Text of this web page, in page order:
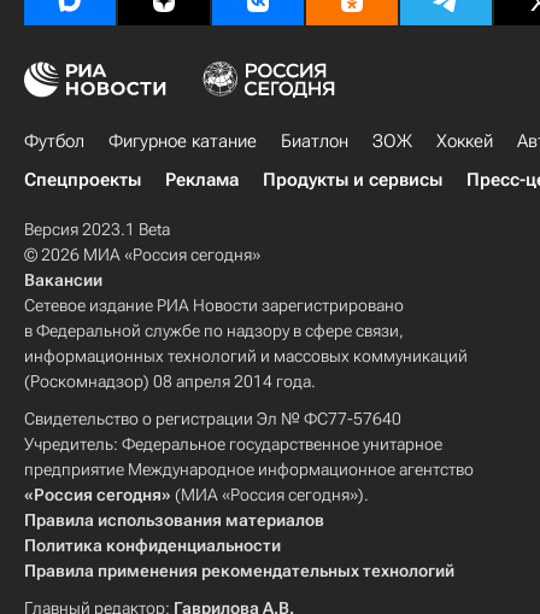
Футбол Фигурное катание Биатлон ЗОЖ Хоккей
Спецпроекты
Реклама Продукты и сервисы Пресс-
Версия 2023.1 Beta
© 2026 МИА «Россия сегодня»
Вакансии
Сетевое издание РИА Новости зарегистрировано
в Федеральной службе по надзору в сфере связи,
информационных технологий и массовых коммуникаций
(Роскомнадзор) 08 апреля 2014 года.
Свидетельство о регистрации Эл № ФС77-57640
Учредитель: Федеральное государственное унитарное
предприятие Международное информационное агентство
«Россия сегодня» (МИА «Россия сегодня»).
Правила использования материалов
Политика конфиденциальности
Правила применения рекомендательных технологий
Главный редактор: Гаврилова А.В.